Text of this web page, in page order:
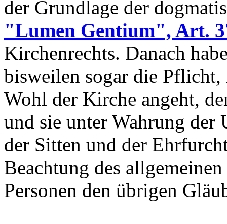
der Grundlage der
"Lumen Gentium", Art.
Kirchenrechts. Danach
bisweilen sogar die
Wohl der Kirche angeht,
und sie unter Wahrung der
der Sitten und der
Beachtung des
Personen den übrigen